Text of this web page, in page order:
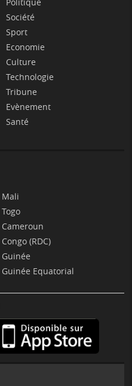
Société
Sport
Economie
Culture
Technologie
Tribune
Evènement
Santé
Mali
Togo
Cameroun
Congo (RDC)
Guinée
Guinée Equatorial